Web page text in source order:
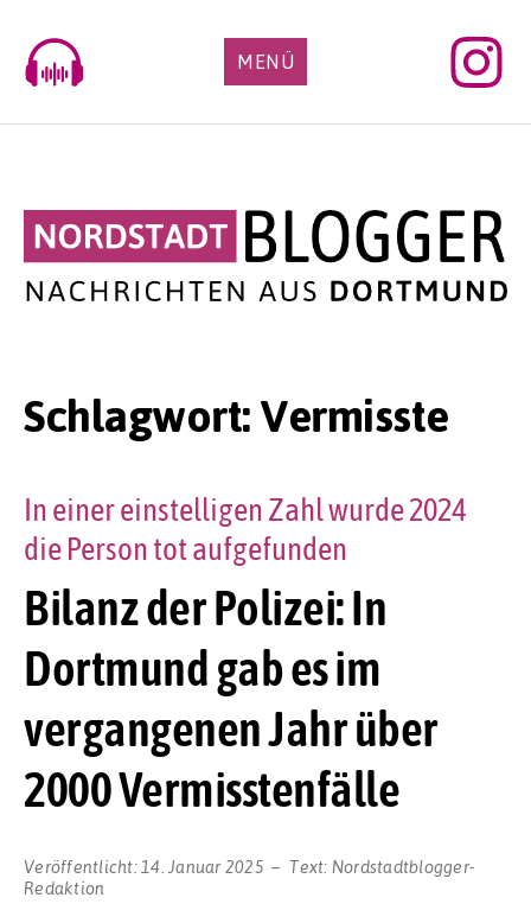
content
MENÜ
Schlagwort:Vermisste
Bilanz der Polizei: In
Dortmund gab es im
vergangenen Jahr über
2000 Vermisstenfälle
In einer einstelligen Zahl wurde 2024
die Person tot aufgefunden
Veröffentlicht: 14. Januar 2025 Text: Nordstadtblogger-
Redaktion